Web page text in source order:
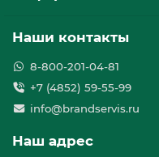
Наши контакты
8-800-201-04-81
+7 (4852) 59-55-99
info@brandservis.ru
Наш адрес